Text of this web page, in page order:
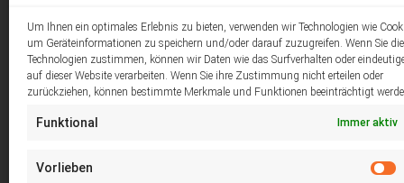
Um Ihnen ein optimales Erlebnis zu bieten, verwenden wir Technologien wie
um Geräteinformationen zu speichern und/oder darauf zuzugreifen. Wenn Sie
Technologien zustimmen, können wir Daten wie das Surfverhalten oder
auf dieser Website verarbeiten. Wenn Sie ihre Zustimmung nicht erteilen oder
zurückziehen, können bestimmte Merkmale und Funktionen beeinträchtigt
Funktional Immer aktiv
Vorlieben